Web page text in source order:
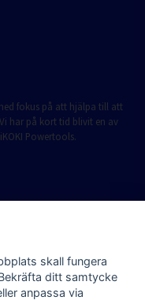
fokus på att hjälpa till att
har på kort tid blivit en av
Powertools.
skall fungera
ditt samtycke
anpassa via